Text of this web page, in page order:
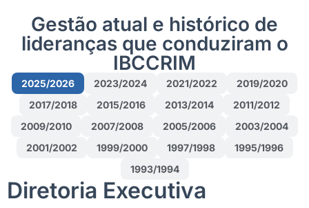
Gestão atual e histórico de
lideranças que conduziram o
IBCCRIM
2025/2026 2023/2024 2021/2022
2019/2020
2017/2018
2015/2016 2013/2014
2011/2012
2009/2010
2007/2008 2005/2006
2003/2004
2001/2002
1999/2000 1997/1998
1995/1996
1993/1994
Diretoria Executiva